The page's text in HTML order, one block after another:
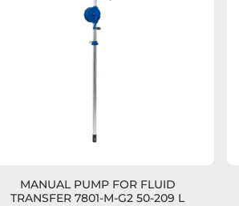
MANUAL PUMP FOR FLUID
TRANSFER 7801-M-G2 50-209 L